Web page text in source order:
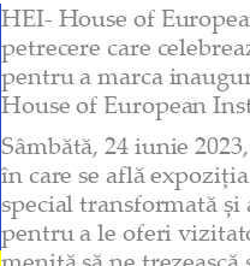
HEI- House of
petrecere care
pentru a marca
House of European
Sâmbătă, 24 iunie
în care se află
special transformată
pentru a le oferi